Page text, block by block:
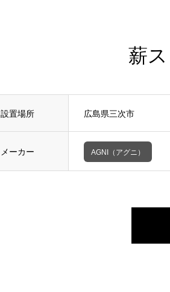
薪
設置場所 広島県三次市
メーカー AGNI（アグニ）